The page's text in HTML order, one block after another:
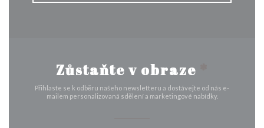
Zůstaňte v obraze
Přihlaste se k odběru našeho newsletteru a dostávejte od nás e-
mailem personalizovaná sdělení a marketingové nabídky.